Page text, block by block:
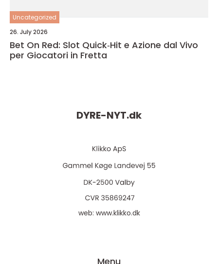
Uncategorized
26. July 2026
Bet On Red: Slot Quick‑Hit e Azione dal Vivo
per Giocatori in Fretta
DYRE-NYT.dk
web: www.klikko.dk
Menu